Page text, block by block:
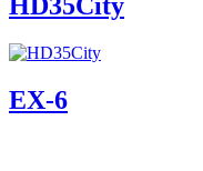
ЕХ-6